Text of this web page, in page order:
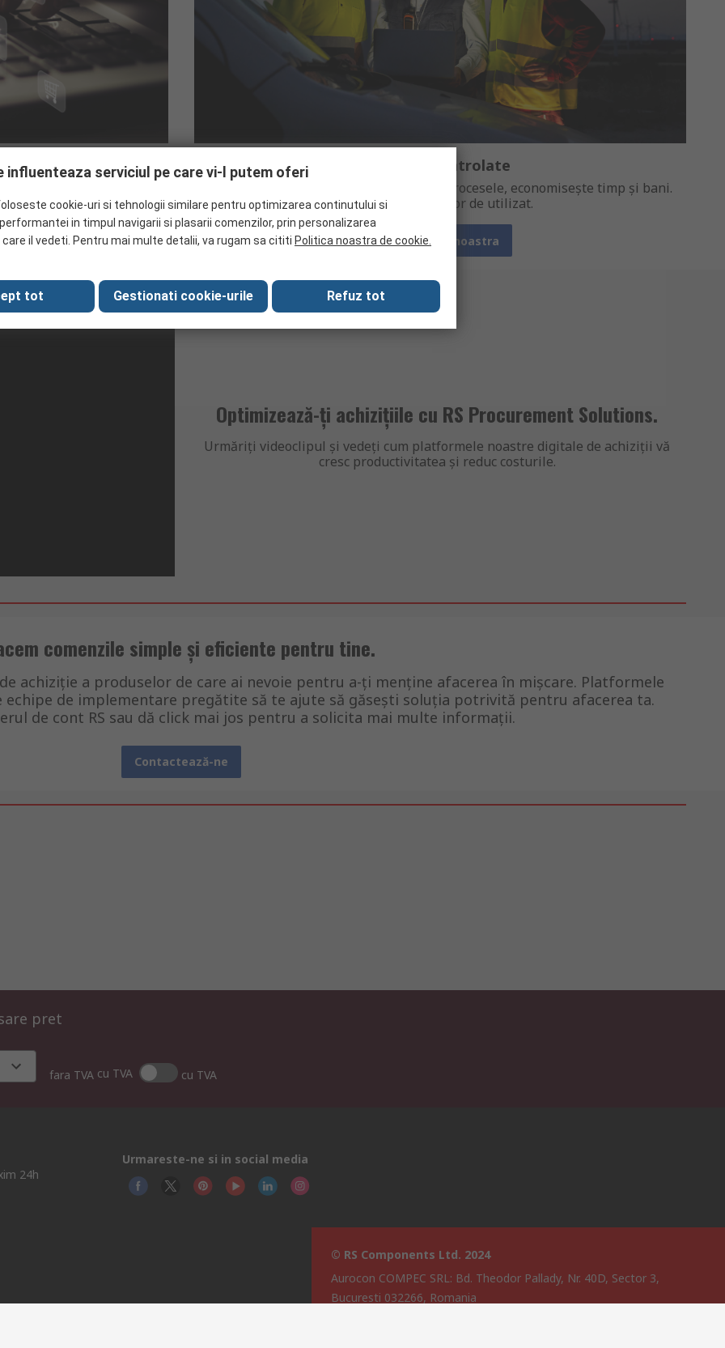
Achiziții Controlate
Instrument web de achiziții: simplifică procesele, economisește timp și bani.
Fără investiții, ușor de utilizat.
Vezi solutia noastra
Optimizează-ți achizițiile cu RS Procurement Solutions.
Urmăriți videoclipul și vedeți cum platformele noastre digitale de achiziții vă
cresc productivitatea și reduc costurile.
comenzile simple și eficiente pentru tine.
achiziție a produselor de care ai nevoie pentru a-ți menține afacerea în mișcare. Platformele
de implementare pregătite să te ajute să găsești soluția potrivită pentru afacerea ta.
de cont RS sau dă click mai jos pentru a solicita mai multe informații.
Contactează-ne
pret
fara TVA cu TVA cu TVA
24h
Urmareste-ne si in social media
© RS Components Ltd. 2024
Aurocon COMPEC SRL: Bd. Theodor Pallady, Nr. 40D, Sector 3,
Bucuresti 032266, Romania
influenteaza serviciul pe care vi-l putem oferi
cookie-uri si tehnologii similare pentru optimizarea continutului si
in timpul navigarii si plasarii comenzilor, prin personalizarea
il vedeti. Pentru mai multe detalii, va rugam sa cititi Politica noastra de cookie.
tot Gestionati cookie-urile Refuz tot